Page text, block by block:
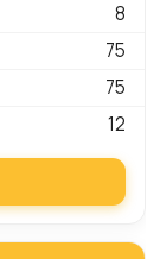
8
75
75
12